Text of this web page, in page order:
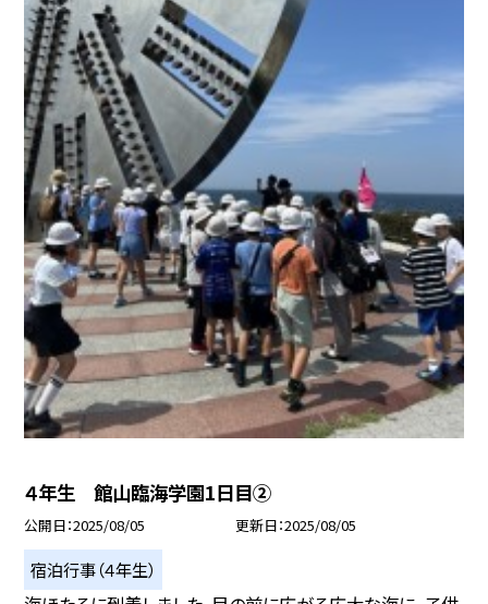
４年生 館山臨海学園1日目②
公開日 2025/08/05 更新日 2025/08/05
宿泊行事（４年生）